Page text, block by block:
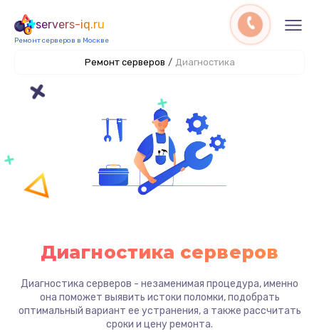
servers-iq.ru
Ремонт серверов в Москве
Ремонт серверов / Диагностика
Диагностика серверов
Диагностика серверов - незаменимая процедура, именно
она поможет выявить истоки поломки, подобрать
оптимальный вариант ее устранения, а также рассчитать
сроки и цену ремонта.